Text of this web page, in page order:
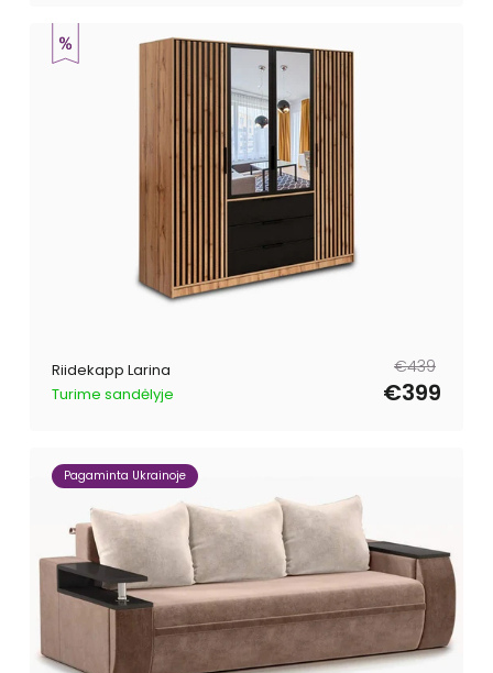
Riidekapp Larina
Turime sandėlyje
Tavahind
€439
Müügihind
€399
Pagaminta Ukrainoje